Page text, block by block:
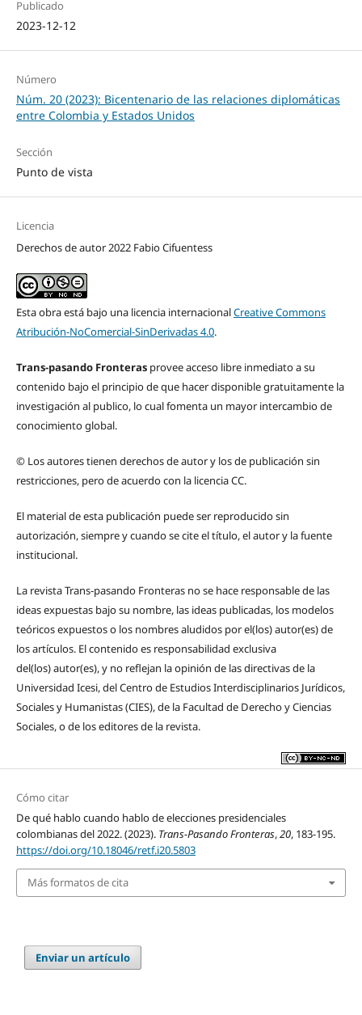
Publicado
2023-12-12
Número
Núm. 20 (2023): Bicentenario de las relaciones diplomáticas
entre Colombia y Estados Unidos
Sección
Punto de vista
Licencia
Derechos de autor 2022 Fabio Cifuentess
Esta obra está bajo una licencia internacionalCreative Commons
Atribución-NoComercial-SinDerivadas 4.0.
Trans-pasando Fronterasprovee acceso libre inmediato a su
contenido bajo el principio de que hacer disponible gratuitamente la
investigación al publico, lo cual fomenta un mayor intercambio de
conocimiento global.
© Los autores tienen derechos de autor y los de publicación sin
restricciones, pero de acuerdo con la licencia CC.
El material de esta publicación puede ser reproducido sin
autorización, siempre y cuando se cite el título, el autor y la fuente
institucional.
La revista Trans-pasando Fronteras no se hace responsable de las
ideas expuestas bajo su nombre, las ideas publicadas, los modelos
teóricos expuestos o los nombres aludidos por el(los) autor(es) de
los artículos. El contenido es responsabilidad exclusiva
del(los) autor(es), y no reflejan la opinión de las directivas de la
Universidad Icesi, del Centro de Estudios Interdisciplinarios Jurídicos,
Sociales y Humanistas (CIES), de la Facultad de Derecho y Ciencias
Sociales, o de los editores de la revista.
Cómo citar
De qué hablo cuando hablo de elecciones presidenciales
colombianas del 2022. (2023). Trans-Pasando Fronteras,20, 183-195.
https://doi.org/10.18046/retf.i20.5803
Más formatos de cita
Enviar un artículo